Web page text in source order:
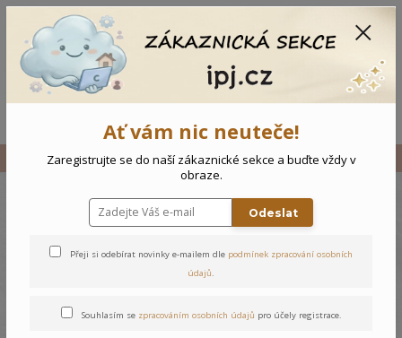
Vše Kojenecké dupačky Ovečka
Kojenecké dupačky Ovečka
Ať vám nic neuteče!
Zaregistrujte se do naší zákaznické sekce a buďte vždy v
obraze.
Odeslat
Přeji si odebírat novinky e-mailem dle podmínek zpracování osobních
údajů.
Souhlasím se zpracováním osobních údajů pro účely registrace.